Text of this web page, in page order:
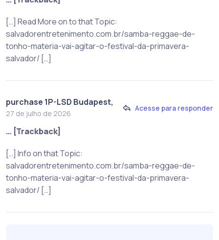
[…] Read More on to that Topic:
salvadorentretenimento.com.br/samba-reggae-de-
tonho-materia-vai-agitar-o-festival-da-primavera-
salvador/ […]
purchase 1P-LSD Budapest,
27 de julho de 2026
Acesse para responder
… [Trackback]
[…] Info on that Topic:
salvadorentretenimento.com.br/samba-reggae-de-
tonho-materia-vai-agitar-o-festival-da-primavera-
salvador/ […]